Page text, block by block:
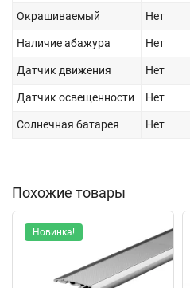
Окрашиваемый Нет
Наличие абажура Нет
Датчик движения Нет
Датчик освещенности Нет
Солнечная батарея Нет
Похожие товары
Новинка!